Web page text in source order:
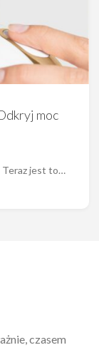
moc
Teraz jest to…
czasem